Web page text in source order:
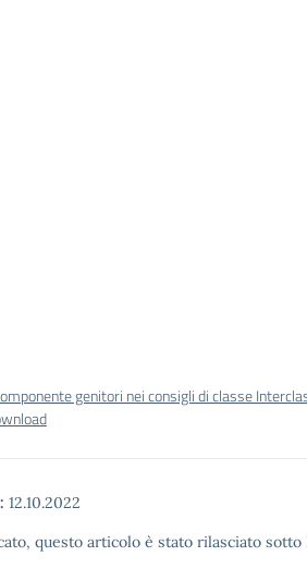
genitori nei consigli di classe
12.10.2022
questo articolo è stato rilasciato